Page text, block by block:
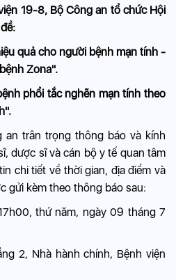
19-8, Bộ Công an tổ chức Hội
quả cho người bệnh mạn tính -
Zona".
phổi tắc nghẽn mạn tính theo
an trân trọng thông báo và kính
dược sĩ và cán bộ y tế quan tâm
chi tiết về thời gian, địa điểm và
gửi kèm theo thông báo sau:
thứ năm, ngày 09 tháng 7
2, Nhà hành chính, Bệnh viện